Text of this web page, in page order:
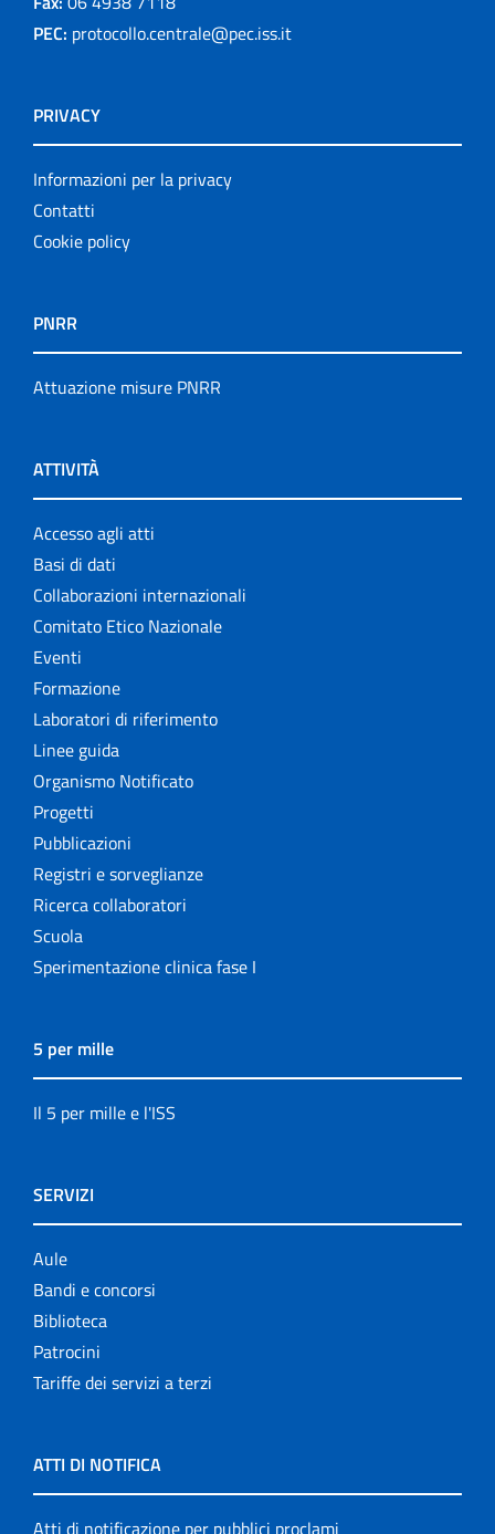
PEC: protocollo.centrale@pec.iss.it
PRIVACY
Informazioni per la privacy
Contatti
Cookie policy
PNRR
Attuazione misure PNRR
ATTIVITÀ
Accesso agli atti
Basi di dati
Collaborazioni internazionali
Comitato Etico Nazionale
Eventi
Formazione
Laboratori di riferimento
Linee guida
Organismo Notificato
Progetti
Pubblicazioni
Registri e sorveglianze
Ricerca collaboratori
Scuola
Sperimentazione clinica fase I
5 per mille
Il 5 per mille e l'ISS
SERVIZI
Aule
Bandi e concorsi
Biblioteca
Patrocini
Tariffe dei servizi a terzi
ATTI DI NOTIFICA
Atti di notificazione per pubblici proclami